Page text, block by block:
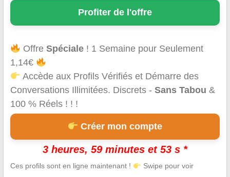
Profiter de l'offre
OffreSpéciale ! 1 Semaine pour Seulement
1,14€
Accède aux Profils Vérifiés et Démarre des
Conversations Illimitées. Discrets - Sans Tabou &
100 % Réels ! ! !
Créer mon compte
3 heures, 59 minutes et 53 s *
Ces profils sont en ligne maintenant ! Swipe pour voir